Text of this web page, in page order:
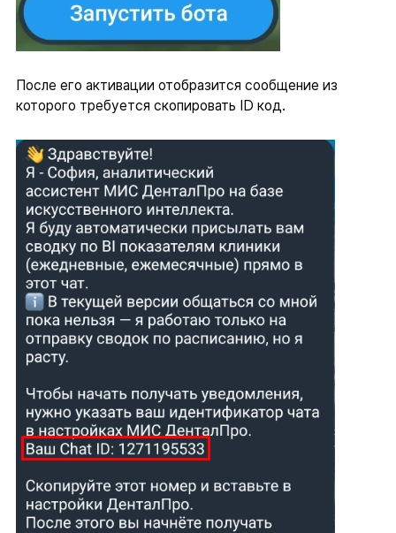
После его активации отобразится сообщение из
которого требуется скопировать ID код.